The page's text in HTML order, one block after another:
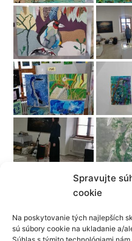
Spravujte
cookie
Na poskytovanie tých najlepších
sú súbory cookie na ukladanie a/